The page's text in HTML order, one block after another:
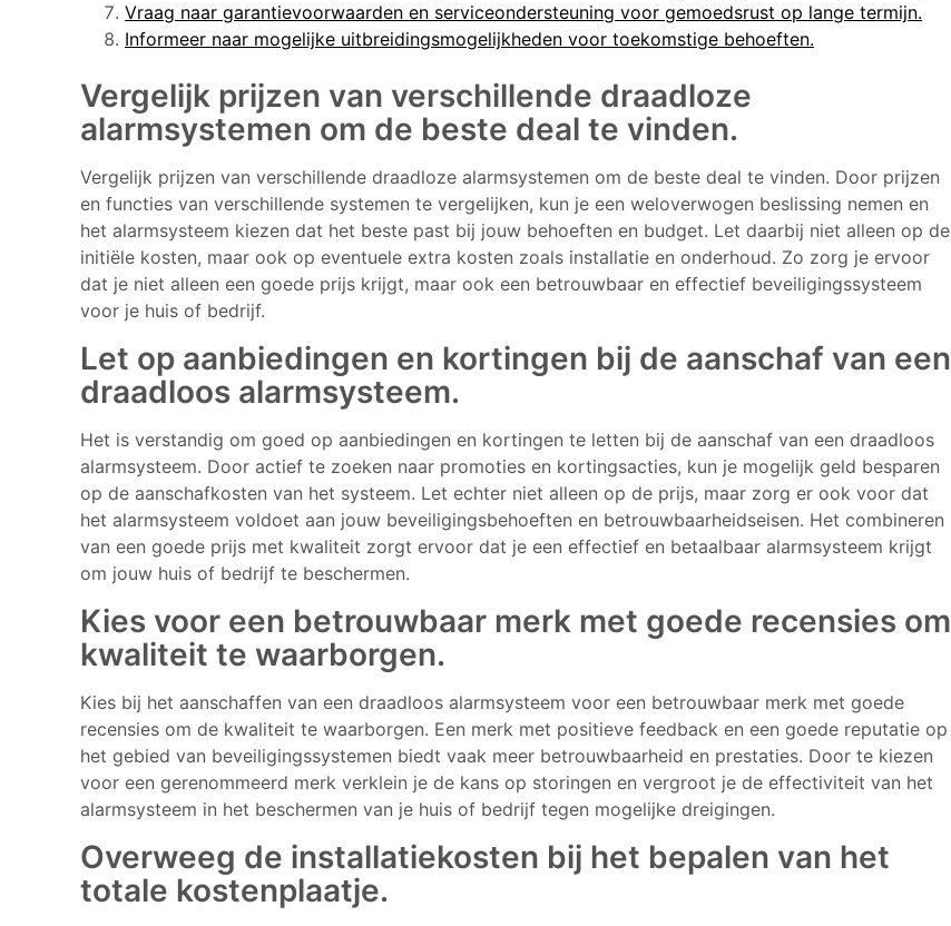
Vraag naar garantievoorwaarden en serviceondersteuning voor gemoedsrust op lange termijn.
Informeer naar mogelijke uitbreidingsmogelijkheden voor toekomstige behoeften.
Vergelijk prijzen van verschillende draadloze
alarmsystemen om de beste deal te vinden.
Vergelijk prijzen van verschillende draadloze alarmsystemen om de beste deal te vinden. Door prijzen
en functies van verschillende systemen te vergelijken, kun je een weloverwogen beslissing nemen en
het alarmsysteem kiezen dat het beste past bij jouw behoeften en budget. Let daarbij niet alleen op de
initiële kosten, maar ook op eventuele extra kosten zoals installatie en onderhoud. Zo zorg je ervoor
dat je niet alleen een goede prijs krijgt, maar ook een betrouwbaar en effectief beveiligingssysteem
voor je huis of bedrijf.
Let op aanbiedingen en kortingen bij de aanschaf van een
draadloos alarmsysteem.
Het is verstandig om goed op aanbiedingen en kortingen te letten bij de aanschaf van een draadloos
alarmsysteem. Door actief te zoeken naar promoties en kortingsacties, kun je mogelijk geld besparen
op de aanschafkosten van het systeem. Let echter niet alleen op de prijs, maar zorg er ook voor dat
het alarmsysteem voldoet aan jouw beveiligingsbehoeften en betrouwbaarheidseisen. Het combineren
van een goede prijs met kwaliteit zorgt ervoor dat je een effectief en betaalbaar alarmsysteem krijgt
om jouw huis of bedrijf te beschermen.
Kies voor een betrouwbaar merk met goede recensies om
kwaliteit te waarborgen.
Kies bij het aanschaffen van een draadloos alarmsysteem voor een betrouwbaar merk met goede
recensies om de kwaliteit te waarborgen. Een merk met positieve feedback en een goede reputatie op
het gebied van beveiligingssystemen biedt vaak meer betrouwbaarheid en prestaties. Door te kiezen
voor een gerenommeerd merk verklein je de kans op storingen en vergroot je de effectiviteit van het
alarmsysteem in het beschermen van je huis of bedrijf tegen mogelijke dreigingen.
Overweeg de installatiekosten bij het bepalen van het
totale kostenplaatje.